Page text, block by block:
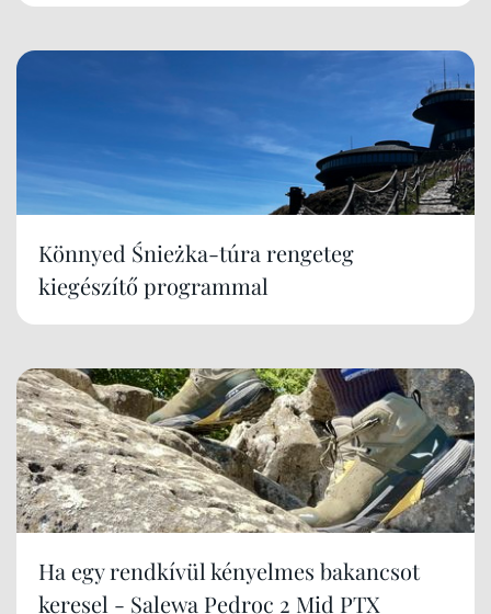
Könnyed Śnieżka-túra rengeteg
kiegészítő programmal
Ha egy rendkívül kényelmes bakancsot
keresel - Salewa Pedroc 2 Mid PTX